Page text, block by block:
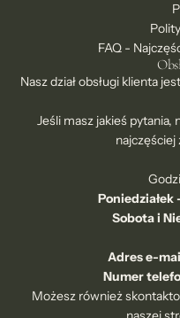
FAQ -
Nasz dział obsługi klienta
Jeśli masz jakieś pytania,
najczęściej
Poniedziałek
Sobota i
Adres e-
Numer
Możesz również